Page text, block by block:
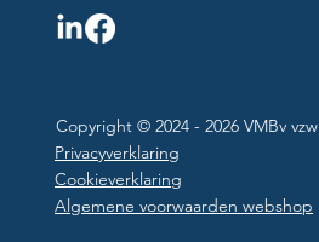
Copyright © 2024 - 2026 VMBv vzw
Privacyverklaring
Cookieverklaring
Algemene voorwaarden webshop